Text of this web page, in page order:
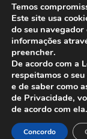
ANFIP -
Temos
Este site usa
do seu
informações
preencher.
De acordo com a
respeitamos o
e de saber como
de Privacidade,
de acordo com ela.
Concordo